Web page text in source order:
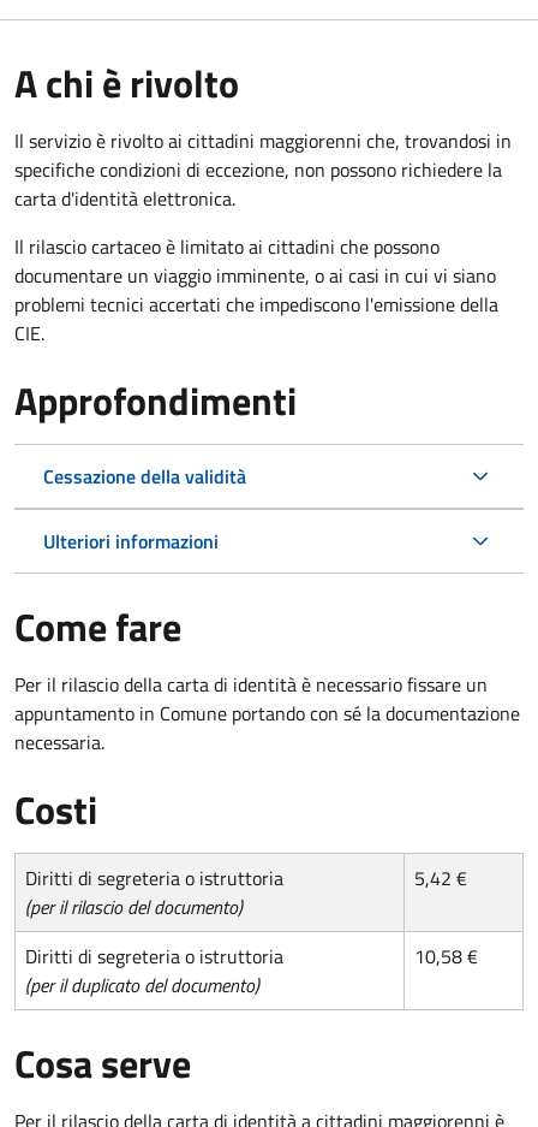
A chi è rivolto
Il servizio è rivolto ai cittadini maggiorenni che, trovandosi in
specifiche condizioni di eccezione, non possono richiedere la
carta d'identità elettronica.
Il rilascio cartaceo è limitato ai cittadini che possono
documentare un viaggio imminente, o ai casi in cui vi siano
problemi tecnici accertati che impediscono l'emissione della
CIE.
Approfondimenti
Cessazione della validità
Ulteriori informazioni
Come fare
Per il rilascio della carta di identità è necessario fissare un
appuntamento in Comune portando con sé la documentazione
necessaria.
Costi
Diritti di segreteria o istruttoria
(per il rilascio del documento)
5,42 €
Diritti di segreteria o istruttoria
(per il duplicato del documento)
10,58 €
Cosa serve
Per il rilascio della carta di identità a cittadini maggiorenni è